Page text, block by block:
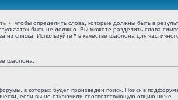
+ , чтобы определить слова, которые должны быть в
быть не должно. Вы можете разделить слова
из списка. Используйте * в качестве шаблона для
шаблона.
в которых будет произведён поиск. Поиск в
если вы не отключили соответствующую опцию ниже.